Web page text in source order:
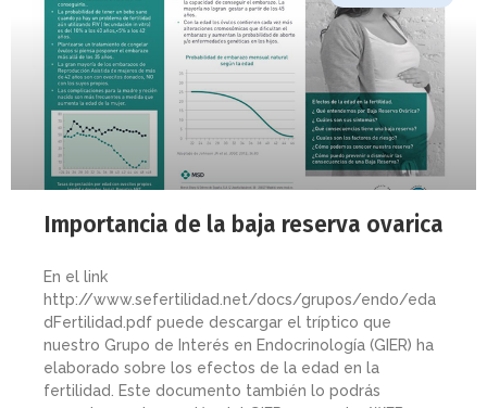
Importancia de la baja reserva ovarica
En el link
http://www.sefertilidad.net/docs/grupos/endo/eda
dFertilidad.pdf puede descargar el tríptico que
nuestro Grupo de Interés en Endocrinología (GIER) ha
elaborado sobre los efectos de la edad en la
fertilidad. Este documento también lo podrás